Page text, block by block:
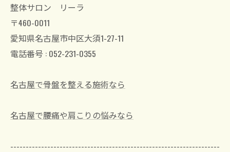
整体サロン リーラ
〒460-0011
愛知県名古屋市中区大須1-27-11
電話番号 : 052-231-0355
名古屋で骨盤を整える施術なら
名古屋で腰痛や肩こりの悩みなら
--------------------------------------------------------------------